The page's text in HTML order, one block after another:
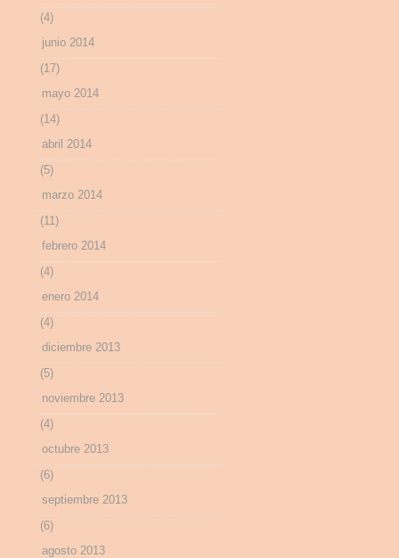
(4)
junio 2014
(17)
mayo 2014
(14)
abril 2014
(5)
marzo 2014
(11)
febrero 2014
(4)
enero 2014
(4)
diciembre 2013
(5)
noviembre 2013
(4)
octubre 2013
(6)
septiembre 2013
(6)
agosto 2013